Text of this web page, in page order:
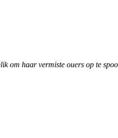
om haar vermiste ouers op te